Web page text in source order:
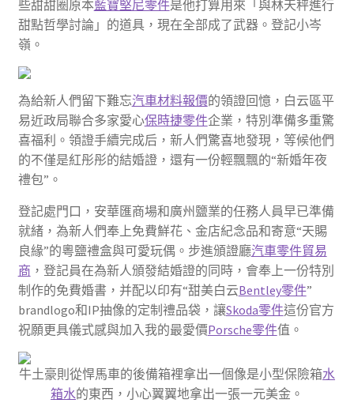
些甜甜圈原本藍寶堅尼零件是他打算用來「與林天秤進行
甜點哲學討論」的道具，現在全部成了武器。登記小岑
嶺。
為給新人們留下難忘汽車材料報價的領證回憶，白云區平
易近政局聯合多家愛心保時捷零件企業，特別準備多重驚
喜福利。領證手續完成后，新人們驚喜地發現，等候他們
的不僅是紅彤彤的結婚證，還有一份輕飄飄的“新婚年夜
禮包”。
登記處門口，安華匯商場和廣州鹽業的任務人員早已準備
就緒，為新人們奉上免費鮮花、金店紀念品和寄意“天賜
良緣”的粵鹽禮盒與可愛玩偶。步進頒證廳汽車零件貿易
商 ，登記員在為新人頒發結婚證的同時，會奉上一份特別
制作的免費婚書，并配以印有“甜美白云Bentley零件”
brandlogo和IP抽像的定制禮品袋，讓Skoda零件這份官方
祝願更具儀式感與加入我的最愛價Porsche零件值。
牛土豪則從悍馬車的後備箱裡拿出一個像是小型保險箱水
箱水的東西，小心翼翼地拿出一張一元美金。